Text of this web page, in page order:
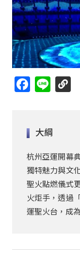
Facebook
Line
大綱
杭州亞運開幕
獨特魅力與文
聖火點燃儀式
火炬手，透過
運聖火台，成